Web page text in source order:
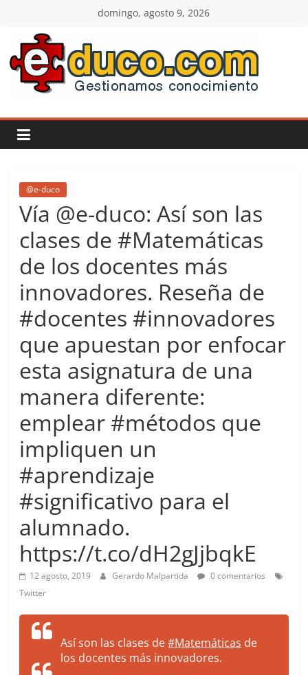
contenido
domingo, agosto 9, 2026
E-
duco:
Gestión
del
Conocimiento
Learn
more.
Do
more.
Be
more.
@e-duco
Vía @e-duco: Así son las
clases de #Matemáticas
de los docentes más
innovadores. Reseña de
#docentes #innovadores
que apuestan por enfocar
esta asignatura de una
manera diferente:
emplear #métodos que
impliquen un
#aprendizaje
#significativo para el
alumnado.
https://t.co/dH2gJjbqkE
12 agosto, 2019 Gerardo Malpartida
0 comentarios
Twitter
Así son las clases de#Matemáticas de
los docentes más innovadores.